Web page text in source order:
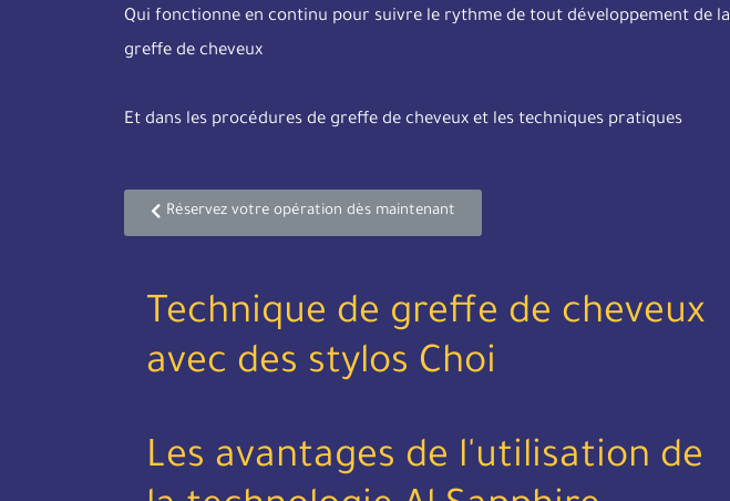
Qui fonctionne en continu pour suivre le rythme de tout développement de la
greffe de cheveux
Et dans les procédures de greffe de cheveux et les techniques pratiques
Réservez votre opération dès maintenant
Technique de greffe de cheveux
avec des stylos Choi
Les avantages de l'utilisation de